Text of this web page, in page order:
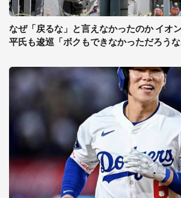
なぜ「戻るな」と言えなかったのか イオ
平氏も逡巡「ボクもできなかっただろうな